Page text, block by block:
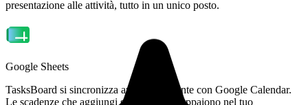
presentazione alle attività, tutto in un unico posto.
Google Sheets
TasksBoard si sincronizza automaticamente con Google Calendar.
Le scadenze che aggiungi sulla bacheca appaiono nel tuo